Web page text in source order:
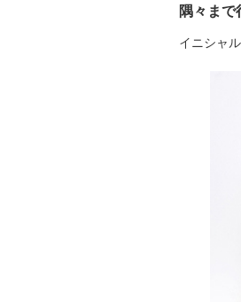
隅々ま
イニシャ